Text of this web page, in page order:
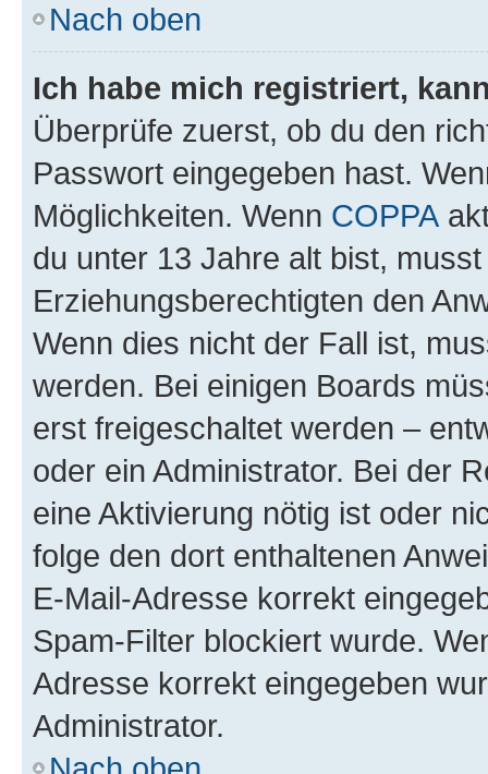
Nach oben
Ich habe mich registriert,
Überprüfe zuerst, ob du den
Passwort eingegeben hast.
Möglichkeiten. Wenn COPPA
du unter 13 Jahre alt bist,
Erziehungsberechtigten den
Wenn dies nicht der Fall ist,
werden. Bei einigen Boards
erst freigeschaltet werden –
oder ein Administrator. Bei der
eine Aktivierung nötig ist oder
folge den dort enthaltenen
E-Mail-Adresse korrekt
Spam-Filter blockiert wurde.
Adresse korrekt eingegeben
Administrator.